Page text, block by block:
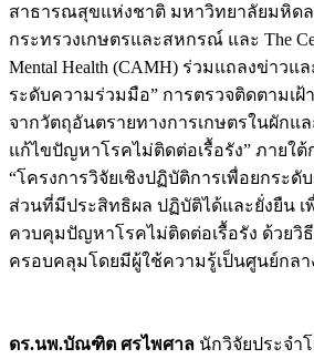
สาธารณสุขแห่งชาติ มหาวิทยาลัยมหิด
กระทรวงเกษตรและสหกรณ์ และ The
Mental Health (CAMH) ร่วมแถลงข่าวแ
ระดับความร่วมมือ” การตรวจติดตามเฝ้
จากวัตถุอันตรายทางการเกษตรในผักแ
แก้ไขปัญหาโรคไม่ติดต่อเรื้อรัง” ภายใต้
“โครงการวิจัยเชิงปฏิบัติการเพื่อยกระ
ส่วนที่มีประสิทธิผล ปฏิบัติได้และยั่งยืน เ
ควบคุมปัญหาโรคไม่ติดต่อเรื้อรัง ด้วยวิ
ครอบคลุมโดยมีผู้ใช้ความรู้เป็นศูนย์กลา
ดร.นพ.บัณฑิต ศรไพศาล นักวิจัยประจำ